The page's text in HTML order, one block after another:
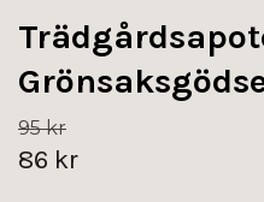
95 kr
86 kr